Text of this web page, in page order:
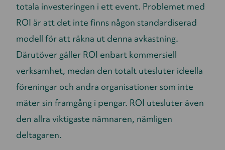
totala investeringen i ett event. Problemet med
ROI är att det inte finns någon standardiserad
modell för att räkna ut denna avkastning.
Därutöver gäller ROI enbart kommersiell
verksamhet, medan den totalt utesluter ideella
föreningar och andra organisationer som inte
mäter sin framgång i pengar. ROI utesluter även
den allra viktigaste nämnaren, nämligen
deltagaren.